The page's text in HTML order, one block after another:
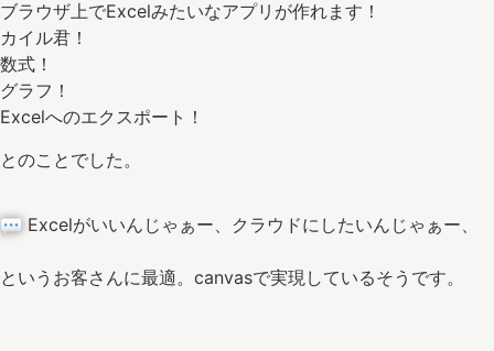
ブラウザ上でExcelみたいなアプリが作れます！
カイル君！
数式！
グラフ！
Excelへのエクスポート！
とのことでした。
Excelがいいんじゃぁー、クラウドにしたいんじゃぁー、
というお客さんに最適。canvasで実現しているそうです。